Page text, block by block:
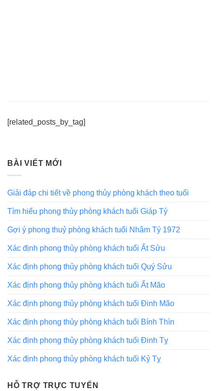
[related_posts_by_tag]
BÀI VIẾT MỚI
Giải đáp chi tiết về phong thủy phòng khách theo tuổi
Tìm hiểu phong thủy phòng khách tuổi Giáp Tý
Gợi ý phong thuỷ phòng khách tuổi Nhâm Tý 1972
Xác định phong thủy phòng khách tuổi Ất Sửu
Xác định phong thủy phòng khách tuổi Quý Sửu
Xác định phong thủy phòng khách tuổi Ất Mão
Xác định phong thủy phòng khách tuổi Đinh Mão
Xác định phong thủy phòng khách tuổi Bính Thìn
Xác định phong thủy phòng khách tuổi Đinh Tỵ
Xác định phong thủy phòng khách tuổi Kỷ Tỵ
HỖ TRỢ TRỰC TUYẾN